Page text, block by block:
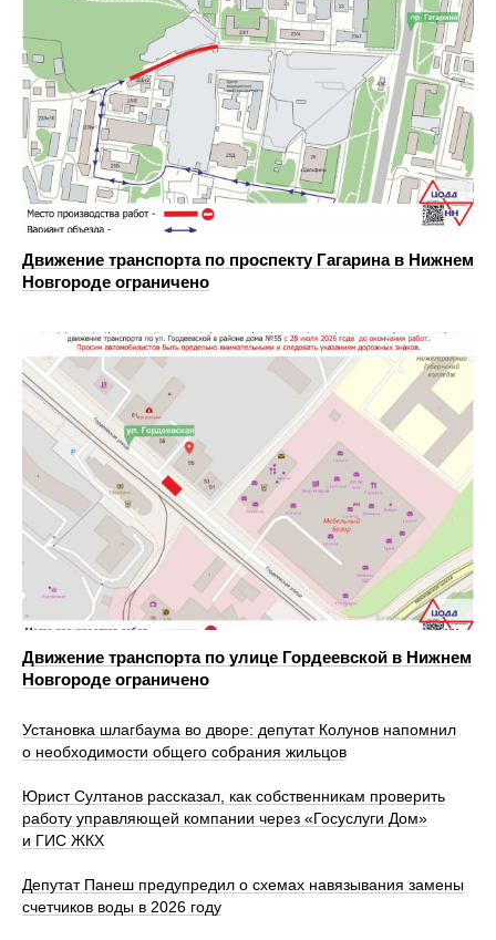
Движение транспорта по проспекту Гагарина в Нижнем
Новгороде ограничено
Движение транспорта по улице Гордеевской в Нижнем
Новгороде ограничено
Установка шлагбаума во дворе: депутат Колунов напомнил
о необходимости общего собрания жильцов
Юрист Султанов рассказал, как собственникам проверить
работу управляющей компании через «Госуслуги Дом»
и ГИС ЖКХ
Депутат Панеш предупредил о схемах навязывания замены
счетчиков воды в 2026 году